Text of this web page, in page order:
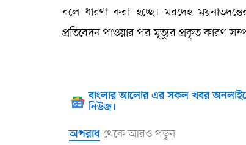
বলে ধারণা করা হচ্ছে। মরদেহ
প্রতিবেদন পাওয়ার পর মৃত্যুর প্রকৃত কারণ
বাংলার আলোর এর সকল খবর
নিউজ।
অপরাধ থেকে আরও পড়ুন